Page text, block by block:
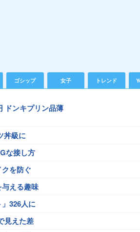
ゴシップ 女子 トレンド
ドンキプリン品薄
丼級に
な接し方
を防ぐ
える趣味
」326人に
見えた差